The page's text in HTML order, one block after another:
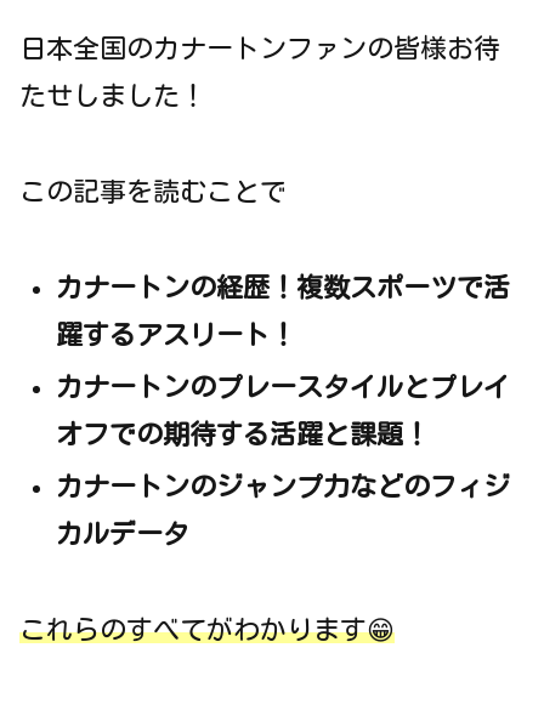
日本全国のカナートンファンの皆様お待
たせしました！
この記事を読むことで
カナートンの経歴！複数スポーツで活
躍するアスリート！
カナートンのプレースタイルとプレイ
オフでの期待する活躍と課題！
カナートンのジャンプ力などのフィジ
カルデータ
これらのすべてがわかります😁